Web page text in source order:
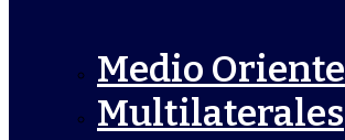
Medio Oriente
Multilaterales